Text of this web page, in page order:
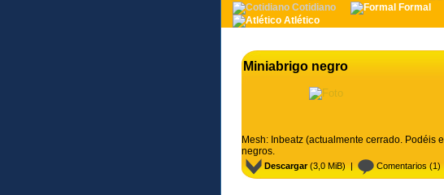
Cotidiano
Formal
Atlético
Miniabrigo negro
Mesh: Inbeatz (actualmente cerrado. Podéis
negros.
Descargar(3,0 MiB) | Comentarios (1)